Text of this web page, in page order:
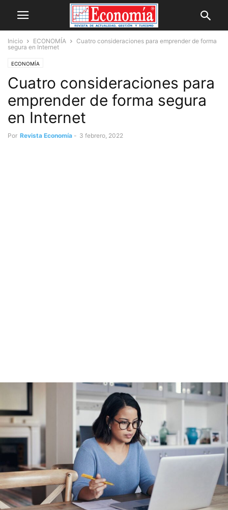
Inicio ECONOMÍA
Cuatro consideraciones para emprender de forma
segura en Internet
ECONOMÍA
Cuatro consideraciones para
emprender de forma segura
en Internet
Por Revista Economía - 3 febrero, 2022